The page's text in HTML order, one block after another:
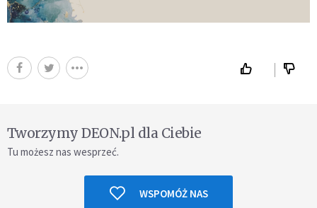
Tworzymy DEON.pl dla Ciebie
Tu możesz nas wesprzeć.
WSPOMÓŻ NAS